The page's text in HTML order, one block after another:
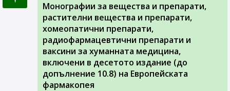
Монографии за вещества и препарати,
растителни вещества и препарати,
хомеопатични препарати,
радиофармацевтични препарати и
ваксини за хуманната медицина,
включени в десетото издание (до
допълнение 10.8) на Европейската
фармакопея